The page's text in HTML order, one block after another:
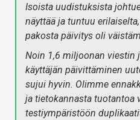
Isoista uudistuksista
näyttää ja tuntuu
pakosta päivitys oli
Noin 1,6 miljoonan viestin
käyttäjän päivittäminen
sujui hyvin. Olimme
ja tietokannasta tuotantoa
testiympäristöön